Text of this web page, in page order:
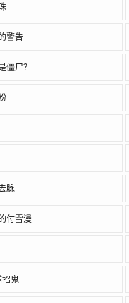
警告
僵尸？
脉
付雪漫
鬼